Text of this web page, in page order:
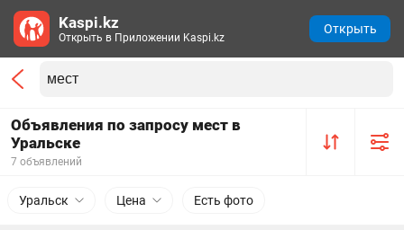
Объявления по запросу мест в
Уральске
7 объявлений
Уральск Цена Есть фото
Kaspi.kz
Открыть в Приложении Kaspi.kz
Открыть